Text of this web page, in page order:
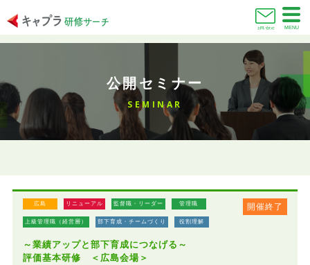
お問い合わせ MENU
公開セミナー
SEMINAR
開催終了
広島 リニューアル 監督職・リーダー 管理職
上級管理職（経営層） 部下育成・チームづくり 役割理解
～業績アップと部下育成につなげる～
評価基本研修 ＜広島会場＞